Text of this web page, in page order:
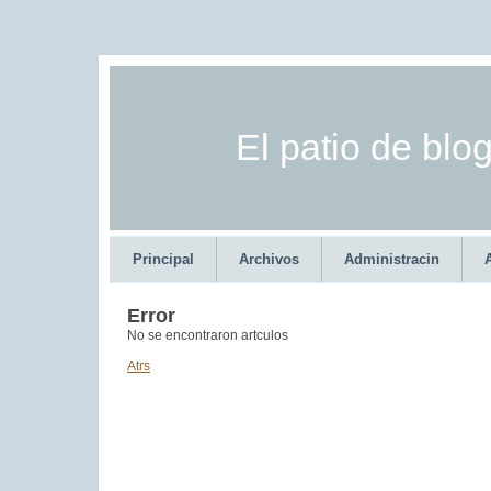
El patio de
Principal Archivos Administracin
Error
No se encontraron artculos
Atrs